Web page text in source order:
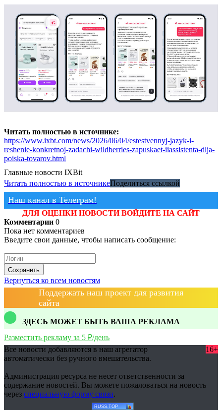
Читать полностью в источнике:
https://www.ixbt.com/news/2026/06/04/estestvennyj-jazyk-i-
reshenie-konkretnoj-zadachi-wildberries-zapuskaet-iiassistenta-dlja-
poiska-tovarov.html
Главные новости IXBit
Читать полностью в источникеПоделиться ссылкой
Наш канал в Телеграм!
ДЛЯ ОЦЕНКИ НОВОСТИ ВОЙДИТЕ НА САЙТ
Комментарии 0
Пока нет комментариев
Введите свои данные, чтобы написать сообщение:
Сохранить
Вернуться ко всем новостям
Поддержать наш проект для развития
сайта
ЗДЕСЬ МОЖЕТ БЫТЬ ВАША РЕКЛАМА
Разместить рекламу за 5 ₽/день
Все новости добавляются в наш агрегатор
автоматически без ручного вмешательства.
16+
Администрация ресурса не несет ответственности за
содержание новостей. Вы можете пожаловаться на новость
через специальную форму связи.